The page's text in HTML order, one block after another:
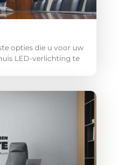
opties die u voor uw
LED-verlichting te